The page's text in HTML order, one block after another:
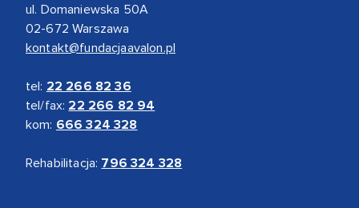
ul. Domaniewska 50A
02-672 Warszawa
kontakt@fundacjaavalon.pl
tel: 22 266 82 36
tel/fax: 22 266 82 94
kom: 666 324 328
Rehabilitacja: 796 324 328